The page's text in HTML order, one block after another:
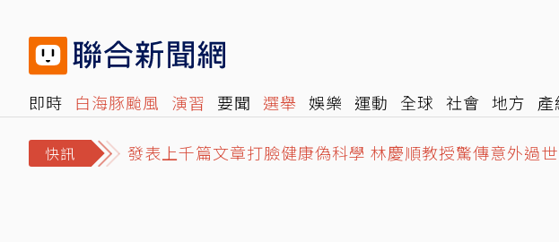
即時 白海豚颱風 演習 要聞 選舉 娛樂 運動 全球 社會 地方 產
快訊
發表上千篇文章打臉健康偽科學 林慶順教授驚傳意外過世
2026「王功漁火節」88節登場！千人烤蚵、海洋音樂會、